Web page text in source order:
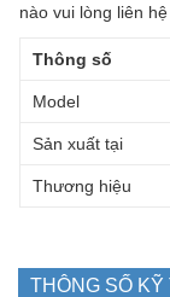
nào vui lòng liên
Thông số
Model
Sản xuất tại
Thương hiệu
THÔNG SỐ KỸ